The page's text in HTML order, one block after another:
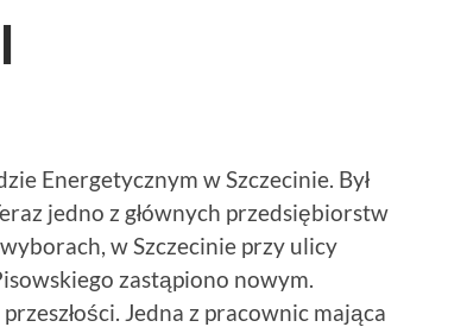
Energetycznym w Szczecinie. Był
jedno z głównych przedsiębiorstw
w Szczecinie przy ulicy
zastąpiono nowym.
Jedna z pracownic mająca